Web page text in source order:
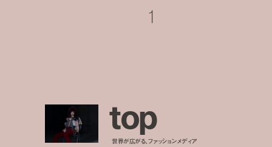
1
top
世界が広がる、ファッションメディア